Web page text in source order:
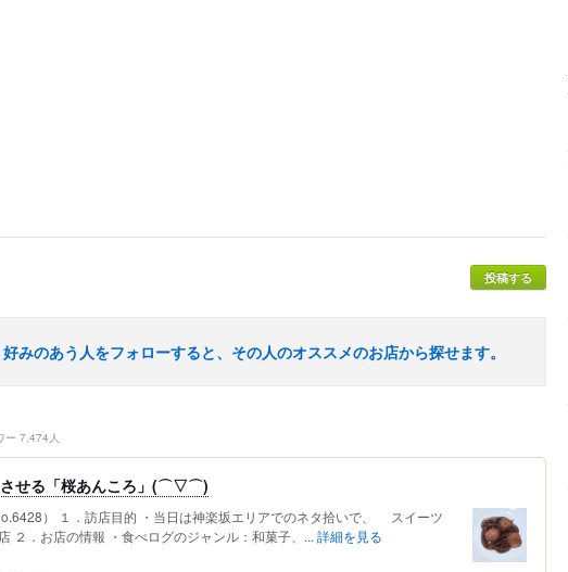
投稿する
好みのあう人をフォローすると、その人のオススメのお店から探せます。
ー 7,474人
させる「桜あんころ」(⌒▽⌒)
） １．訪店目的 ・当日は神楽坂エリアでのネタ拾いで、 スイーツ
２．お店の情報 ・食べログのジャンル：和菓子、... 詳細を見る